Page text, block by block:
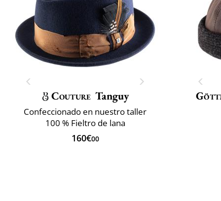
Couture Tanguy
Confeccionado en nuestro taller
100 % Fieltro de lana
160€00